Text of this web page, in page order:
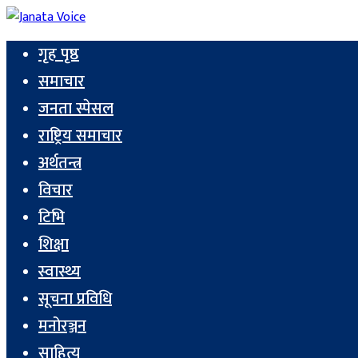
गृह पृष्ठ
समाचार
जनता स्पेसल
राष्ट्रिय समाचार
अर्थतन्त्र
विचार
टिभि
शिक्षा
स्वास्थ्य
सूचना प्रविधि
मनोरञ्जन